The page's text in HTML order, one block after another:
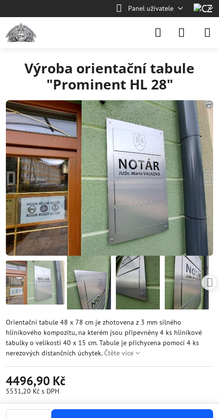
Panel uživatele
Výroba orientační tabule
"Prominent HL 28"
Orientační tabule 48 x 78 cm je zhotovena z 3 mm silného
hliníkového kompozitu, na kterém jsou připevněny 4 ks hliníkové
tabulky o velikosti 40 x 15 cm. Tabule je přichycena pomocí 4 ks
nerezových distančních úchytek.Čtěte více
4496,90 Kč
5531,20 Kč s DPH